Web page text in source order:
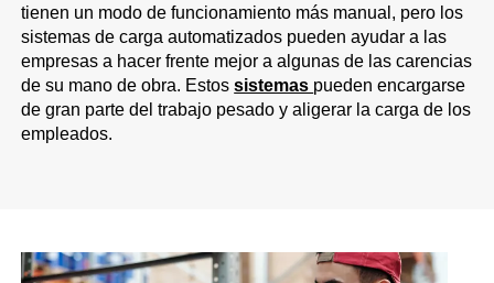
tienen un modo de funcionamiento más manual, pero los
sistemas de carga automatizados pueden ayudar a las
empresas a hacer frente mejor a algunas de las carencias
de su mano de obra. Estossistemas pueden encargarse
de gran parte del trabajo pesado y aligerar la carga de los
empleados.